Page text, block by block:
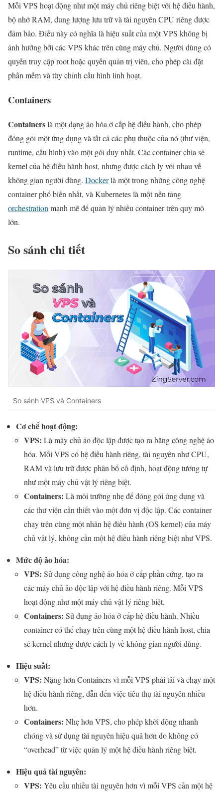
Mỗi VPS hoạt động như một máy chủ riêng biệt với hệ điều hành,
bộ nhớ RAM, dung lượng lưu trữ và tài nguyên CPU riêng được
đảm bảo. Điều này có nghĩa là hiệu suất của một VPS không bị
ảnh hưởng bởi các VPS khác trên cùng máy chủ. Người dùng có
quyền truy cập root hoặc quyền quản trị viên, cho phép cài đặt
phần mềm và tùy chỉnh cấu hình linh hoạt.
Containers
Containerslà một dạng ảo hóa ở cấp hệ điều hành, cho phép
đóng gói một ứng dụng và tất cả các phụ thuộc của nó (thư viện,
runtime, cấu hình) vào một gói duy nhất. Các container chia sẻ
kernel của hệ điều hành host, nhưng được cách ly với nhau về
không gian người dùng. Dockerlà một trong những công nghệ
container phổ biến nhất, và Kubernetes là một nền tảng
orchestration mạnh mẽ để quản lý nhiều container trên quy mô
lớn.
So sánh chi tiết
So sánh VPS và Containers
Cơ chế hoạt động:
VPS: Là máy chủ ảo độc lập được tạo ra bằng công nghệ ảo
hóa. Mỗi VPS có hệ điều hành riêng, tài nguyên như CPU,
RAM và lưu trữ được phân bổ cố định, hoạt động tương tự
như một máy chủ vật lý riêng biệt.
Containers: Là môi trường nhẹ để đóng gói ứng dụng và
các thư viện cần thiết vào một đơn vị độc lập. Các container
chạy trên cùng một nhân hệ điều hành (OS kernel) của máy
chủ vật lý, không cần một hệ điều hành riêng biệt như VPS.
Mức độ ảo hóa:
VPS: Sử dụng công nghệ ảo hóa ở cấp phần cứng, tạo ra
các máy chủ ảo độc lập với hệ điều hành riêng. Mỗi VPS
hoạt động như một máy chủ vật lý riêng biệt.
Containers: Sử dụng ảo hóa ở cấp hệ điều hành. Nhiều
container có thể chạy trên cùng một hệ điều hành host, chia
sẻ kernel nhưng được cách ly về không gian người dùng.
Hiệu suất:
VPS: Nặng hơn Containers vì mỗi VPS phải tải và chạy một
hệ điều hành riêng, dẫn đến việc tiêu thụ tài nguyên nhiều
hơn.
Containers: Nhẹ hơn VPS, cho phép khởi động nhanh
chóng và sử dụng tài nguyên hiệu quả hơn do không có
“overhead” từ việc quản lý một hệ điều hành riêng biệt.
Hiệu quả tài nguyên:
VPS: Yêu cầu nhiều tài nguyên hơn vì mỗi VPS cần một hệ